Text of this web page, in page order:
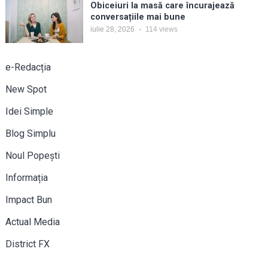
Obiceiuri la masă care încurajează
conversațiile mai bune
iulie 28, 2026 114 views
e-Redacția
New Spot
Idei Simple
Blog Simplu
Noul Popești
Informația
Impact Bun
Actual Media
District FX